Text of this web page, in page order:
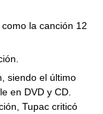
como la canción 12
siendo el último
en DVD y CD.
Tupac criticó